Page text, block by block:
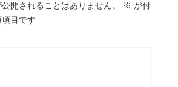
開されることはありません。 ※ が付
目です